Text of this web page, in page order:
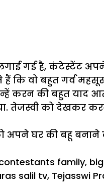
लगाई गई है, कंटेस्टेंट
हैं कि वो बहुत गर्व
की बहुत याद
तेजस्वी को देखकर
घर की बहू बनाने
family,
salil tv, Tejasswi